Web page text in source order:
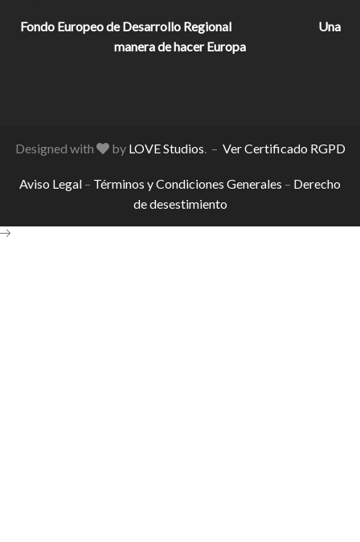
Fondo Europeo de Desarrollo Regional
Una
manera de hacer Europa
Designed with by LOVE Studios. – Ver Certificado RGPD
Aviso Legal – Términos y Condiciones Generales – Derecho
de desestimiento